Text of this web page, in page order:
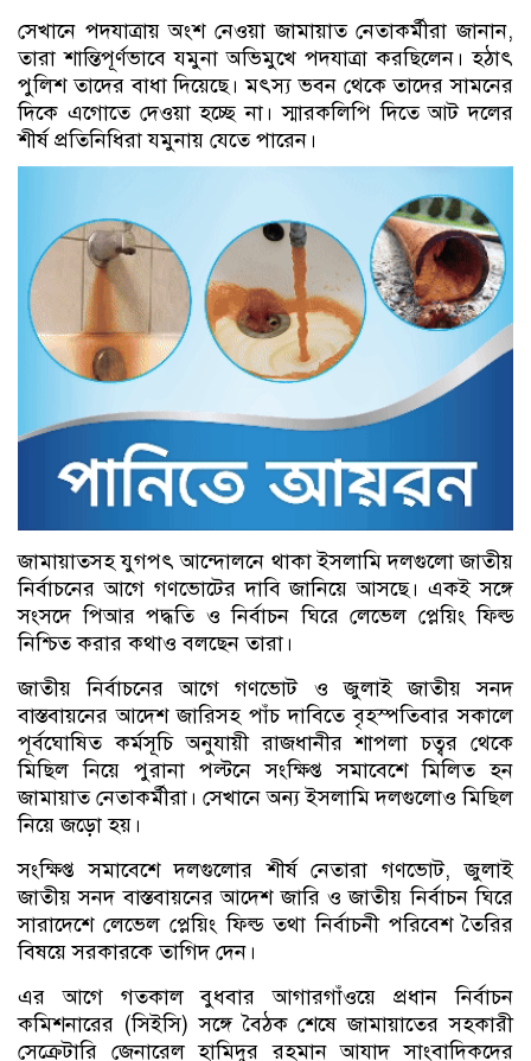
সেখানে পদযাত্রায় অংশ নেওয়া জামায়াত নেতাকর্মীরা জানান,
তারা শান্তিপূর্ণভাবে যমুনা অভিমুখে পদযাত্রা করছিলেন। হঠাৎ
পুলিশ তাদের বাধা দিয়েছে। মৎস্য ভবন থেকে তাদের সামনের
দিকে এগোতে দেওয়া হচ্ছে না। স্মারকলিপি দিতে আট দলের
শীর্ষ প্রতিনিধিরা যমুনায় যেতে পারেন।
জামায়াতসহ যুগপৎ আন্দোলনে থাকা ইসলামি দলগুলো জাতীয়
নির্বাচনের আগে গণভোটের দাবি জানিয়ে আসছে। একই সঙ্গে
সংসদে পিআর পদ্ধতি ও নির্বাচন ঘিরে লেভেল প্লেয়িং ফিল্ড
নিশ্চিত করার কথাও বলছেন তারা।
জাতীয় নির্বাচনের আগে গণভোট ও জুলাই জাতীয় সনদ
বাস্তবায়নের আদেশ জারিসহ পাঁচ দাবিতে বৃহস্পতিবার সকালে
পূর্বঘোষিত কর্মসূচি অনুযায়ী রাজধানীর শাপলা চত্বর থেকে
মিছিল নিয়ে পুরানা পল্টনে সংক্ষিপ্ত সমাবেশে মিলিত হন
জামায়াত নেতাকর্মীরা। সেখানে অন্য ইসলামি দলগুলোও মিছিল
নিয়ে জড়ো হয়।
সংক্ষিপ্ত সমাবেশে দলগুলোর শীর্ষ নেতারা গণভোট, জুলাই
জাতীয় সনদ বাস্তবায়নের আদেশ জারি ও জাতীয় নির্বাচন ঘিরে
সারাদেশে লেভেল প্লেয়িং ফিল্ড তথা নির্বাচনী পরিবেশ তৈরির
বিষয়ে সরকারকে তাগিদ দেন।
এর আগে গতকাল বুধবার আগারগাঁওয়ে প্রধান নির্বাচন
কমিশনারের (সিইসি) সঙ্গে বৈঠক শেষে জামায়াতের সহকারী
সেক্রেটারি জেনারেল হামিদুর রহমান আযাদ সাংবাদিকদের